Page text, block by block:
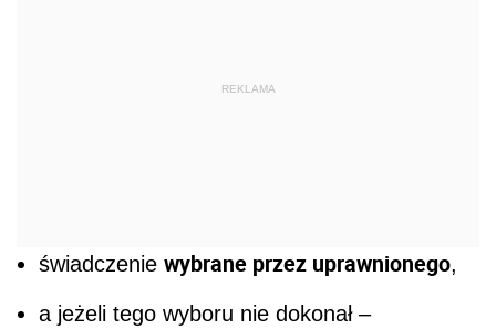
REKLAMA
świadczenie wybrane przez uprawnionego,
a jeżeli tego wyboru nie dokonał –